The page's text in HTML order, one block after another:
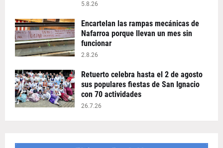
5.8.26
Encartelan las rampas mecánicas de
Nafarroa porque llevan un mes sin
funcionar
2.8.26
Retuerto celebra hasta el 2 de agosto
sus populares fiestas de San Ignacio
con 70 actividades
26.7.26